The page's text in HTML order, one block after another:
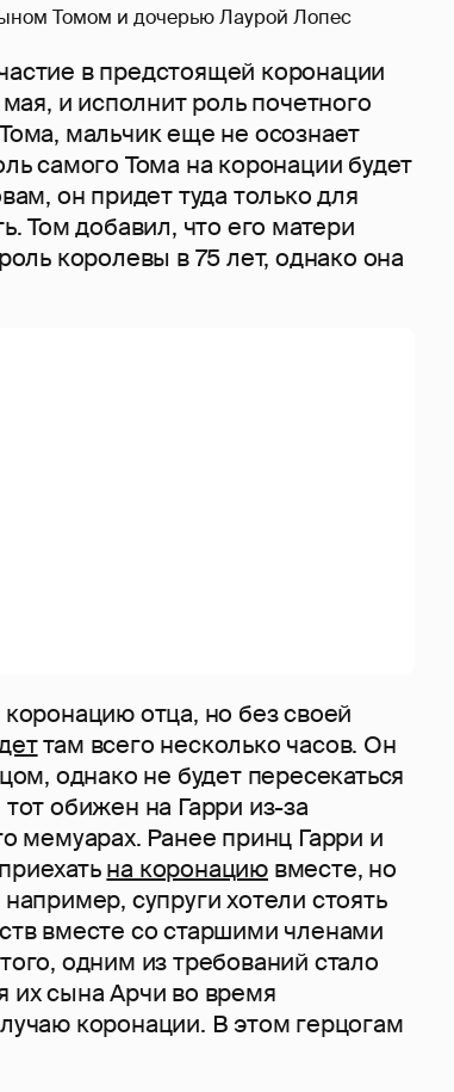
Томом и дочерью Лаурой Лопес
в предстоящей коронации
и исполнит роль почетного
мальчик еще не осознает
самого Тома на коронации будет
он придет туда только для
Том добавил, что его матери
королевы в 75 лет, однако она
коронацию отца, но без своей
там всего несколько часов. Он
однако не будет пересекаться
обижен на Гарри из-за
мемуарах. Ранее принц Гарри и
на коронацию вместе, но
супруги хотели стоять
вместе со старшими членами
одним из требований стало
их сына Арчи во время
коронации. В этом герцогам